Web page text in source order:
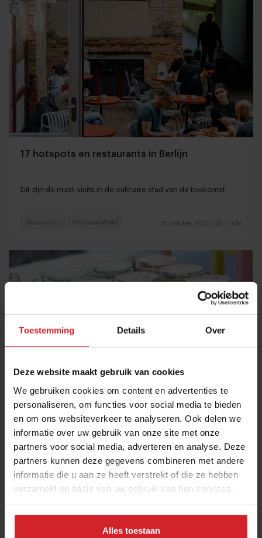
Toestemming Details Over
Deze website maakt gebruik van cookies
We gebruiken cookies om content en advertenties te
personaliseren, om functies voor social media te bieden
en om ons websiteverkeer te analyseren. Ook delen we
informatie over uw gebruik van onze site met onze
partners voor social media, adverteren en analyse. Deze
partners kunnen deze gegevens combineren met andere
informatie die u aan ze heeft verstrekt of die ze hebben
verzameld op basis van uw gebruik van hun services.
Alles toestaan
17 hotspots en restaurants in Berlijn
Dit zijn de must-visits in de culinaire stad van de toekomst
31 oktober 2023 7 min
Restaurants Duurzaamheid
Noodlijdend Pieter Pot maakt klanten mede-
eigenaar
Dit en meer zakennieuws over McDonald's,
31 oktober 2023| 4 min
Foodservice Duurzaamheid